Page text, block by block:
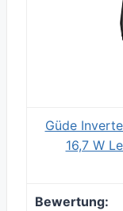
Güde
16,7 W